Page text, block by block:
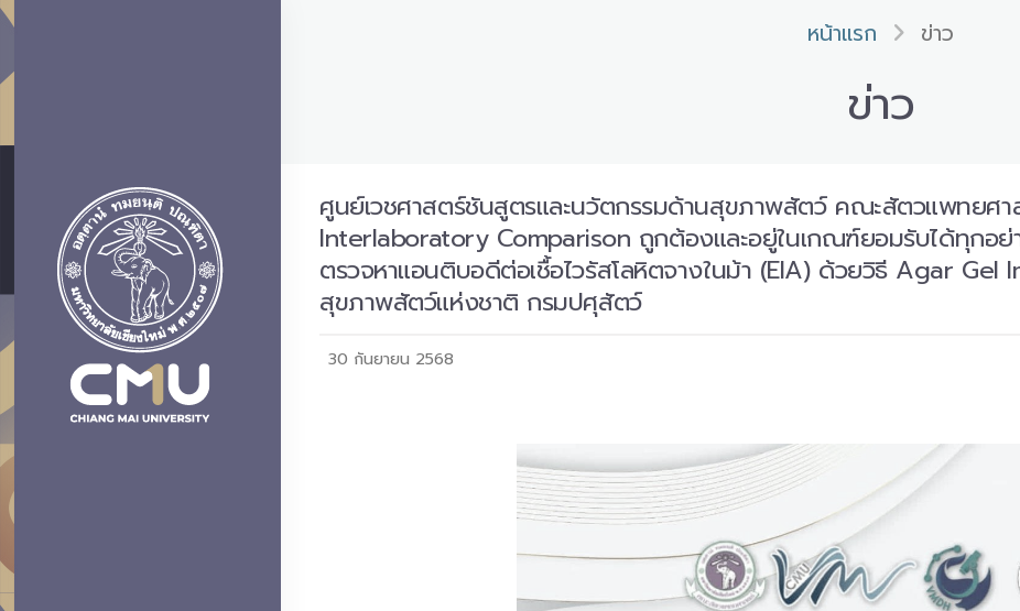
หน้าแรก ข่าว
ข่าว
ศูนย์เวชศาสตร์ชันสูตรและนวัตกรรมด้านสุขภาพสัตว์ คณะสัตวแพทยศ
Interlaboratory Comparison ถูกต้องและอยู่ในเกณฑ์ยอมรับได้ทุกอย่
ตรวจหาแอนติบอดีต่อเชื้อไวรัสโลหิตจางในม้า (EIA) ด้วยวิธี Agar
สุขภาพสัตว์แห่งชาติ กรมปศุสัตว์
30 กันยายน 2568